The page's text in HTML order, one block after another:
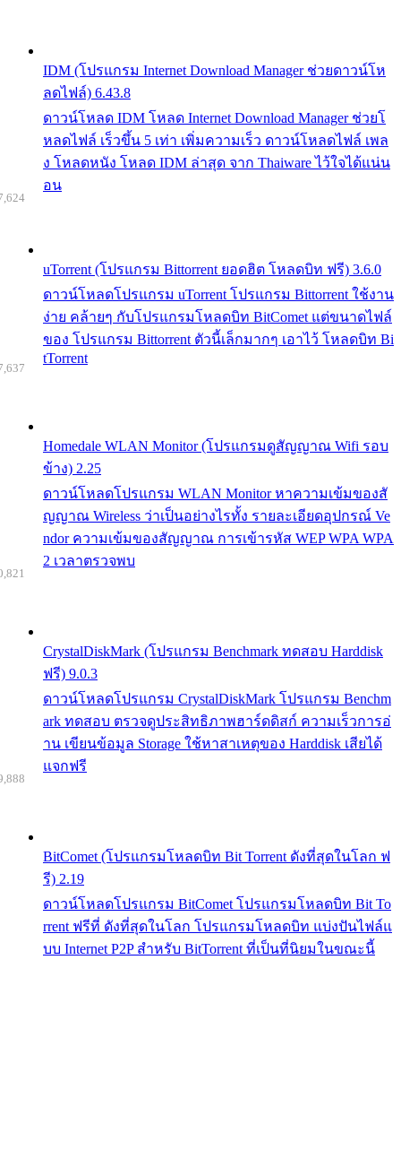
IDM (โปรแกรม Internet Download Manager ช่วยดาวน์โห
ลดไฟล์) 6.43.8
ดาวน์โหลด IDM โหลด Internet Download Manager ช่วยโ
หลดไฟล์ เร็วขึ้น 5 เท่า เพิ่มความเร็ว ดาวน์โหลดไฟล์ เพล
ง โหลดหนัง โหลด IDM ล่าสุด จาก Thaiware ไว้ใจได้แน่น
อน
uTorrent (โปรแกรม Bittorrent ยอดฮิต โหลดบิท ฟรี) 3.6.0
ดาวน์โหลดโปรแกรม uTorrent โปรแกรม Bittorrent ใช้งาน
ง่าย คล้ายๆ กับโปรแกรมโหลดบิท BitComet แต่ขนาดไฟล์
ของ โปรแกรม Bittorrent ตัวนี้เล็กมากๆ เอาไว้ โหลดบิท Bi
tTorrent
Homedale WLAN Monitor (โปรแกรมดูสัญญาณ Wifi รอบ
ข้าง) 2.25
ดาวน์โหลดโปรแกรม WLAN Monitor หาความเข้มของสั
ญญาณ Wireless ว่าเป็นอย่างไรทั้ง รายละเอียดอุปกรณ์ Ve
ndor ความเข้มของสัญญาณ การเข้ารหัส WEP WPA WPA
2 เวลาตรวจพบ
CrystalDiskMark (โปรแกรม Benchmark ทดสอบ Harddisk
ฟรี) 9.0.3
ดาวน์โหลดโปรแกรม CrystalDiskMark โปรแกรม Benchm
ark ทดสอบ ตรวจดูประสิทธิภาพฮาร์ดดิสก์ ความเร็วการอ่
าน เขียนข้อมูล Storage ใช้หาสาเหตุของ Harddisk เสียได้
แจกฟรี
BitComet (โปรแกรมโหลดบิท Bit Torrent ดังที่สุดในโลก ฟ
รี) 2.19
ดาวน์โหลดโปรแกรม BitComet โปรแกรมโหลดบิท Bit To
rrent ฟรีที่ ดังที่สุดในโลก โปรแกรมโหลดบิท แบ่งปันไฟล์แ
บบ Internet P2P สำหรับ BitTorrent ที่เป็นที่นิยมในขณะนี้